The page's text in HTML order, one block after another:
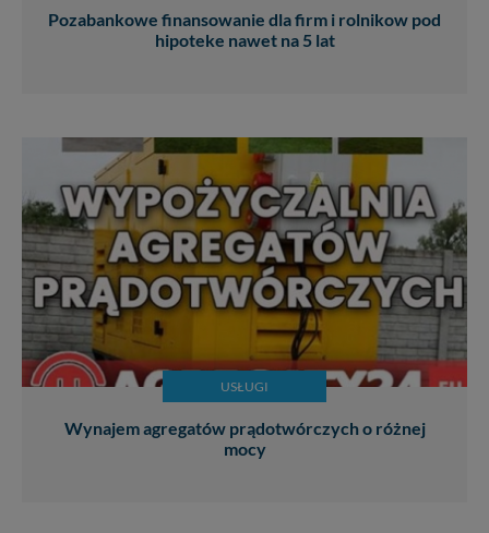
Pozabankowe finansowanie dla firm i rolnikow pod
hipoteke nawet na 5 lat
USŁUGI
Wynajem agregatów prądotwórczych o różnej
mocy